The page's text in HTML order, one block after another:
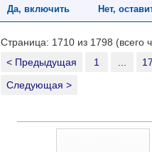
Да, включить
Нет,
Страница: 1710 из 1798 (всего
< Предыдущая
1
Следующая >